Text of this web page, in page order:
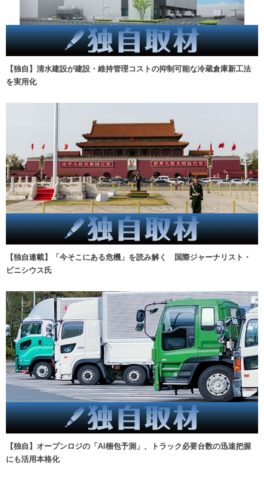
【独自】清水建設が建設・維持管理コストの抑制可能な冷蔵倉庫新工法
を実用化
【独自連載】「今そこにある危機」を読み解く 国際ジャーナリスト・
ビニシウス氏
【独自】オープンロジの「AI梱包予測」、トラック必要台数の迅速把握
にも活用本格化